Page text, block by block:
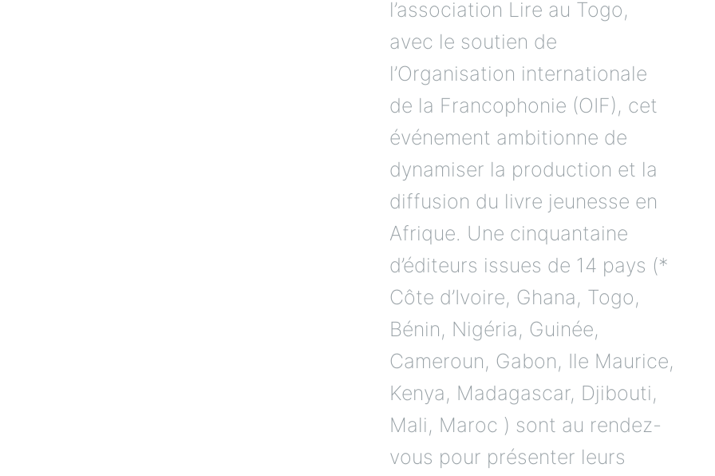
l’association Lire au Togo,
avec le soutien de
l’Organisation internationale
de la Francophonie (OIF), cet
événement ambitionne de
dynamiser la production et la
diffusion du livre jeunesse en
Afrique. Une cinquantaine
d’éditeurs issues de 14 pays (*
Côte d’Ivoire, Ghana, Togo,
Bénin, Nigéria, Guinée,
Cameroun, Gabon, Ile Maurice,
Kenya, Madagascar, Djibouti,
Mali, Maroc ) sont au rendez-
vous pour présenter leurs